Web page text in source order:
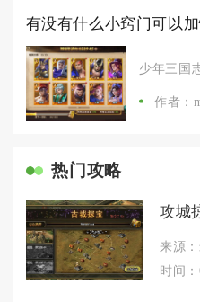
有没有什么小窍门可以
少年三国
作者：
热门攻略
攻城
来源
时间